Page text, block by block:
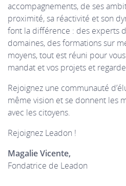
accompagnements, de ses
proximité, sa réactivité et son
font la différence : des experts
domaines, des formations sur
moyens, tout est réuni pour
mandat et vos projets et
Rejoignez une communauté
même vision et se donnent les
avec les citoyens.
Rejoignez Leadon !
Magalie Vicente,
Fondatrice de Leadon